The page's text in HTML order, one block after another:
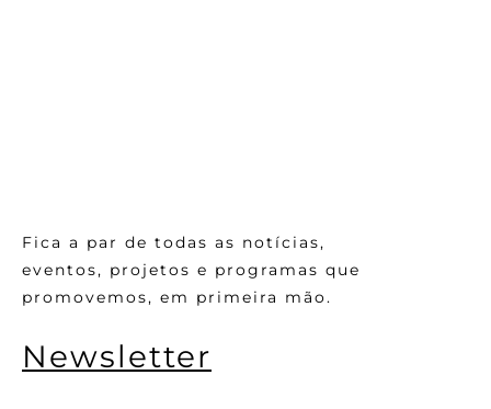
Fica a par de todas as notícias,
eventos, projetos e programas que
promovemos, em primeira mão.
Newsletter